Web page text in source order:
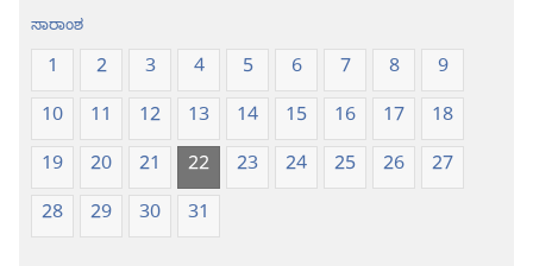
ಸಾರಾಂಶ
1 2 3 4 5 6 7 8
9
10
11 12 13 14 15 16 17
18
19
20 21 22 23 24 25 26
27
28
29 30 31